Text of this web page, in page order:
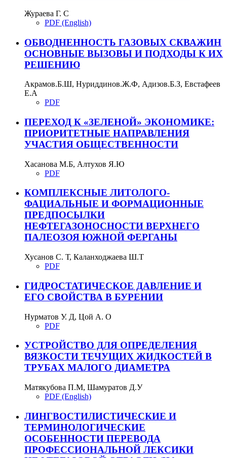
Жураева Г. С
PDF (English)
ОБВОДНЕННОСТЬ ГАЗОВЫХ СКВАЖИН
ОСНОВНЫЕ ВЫЗОВЫ И ПОДХОДЫ К ИХ
РЕШЕНИЮ
Акрамов.Б.Ш, Нуриддинов.Ж.Ф, Адизов.Б.З, Евстафеев
Е.А
PDF
ПЕРЕХОД К «ЗЕЛЕНОЙ» ЭКОНОМИКЕ:
ПРИОРИТЕТНЫЕ НАПРАВЛЕНИЯ
УЧАСТИЯ ОБЩЕСТВЕННОСТИ
Хасанова М.Б, Алтухов Я.Ю
PDF
КОМПЛЕКСНЫЕ ЛИТОЛОГО-
ФАЦИАЛЬНЫЕ И ФОРМАЦИОННЫЕ
ПРЕДПОСЫЛКИ
НЕФТЕГАЗОНОСНОСТИ ВЕРХНЕГО
ПАЛЕОЗОЯ ЮЖНОЙ ФЕРГАНЫ
Хусанов С. Т, Каланходжаева Ш.Т
PDF
ГИДРОСТАТИЧЕСКОЕ ДАВЛЕНИЕ И
ЕГО СВОЙСТВА В БУРЕНИИ
Нурматов У. Д, Цой А. О
PDF
УСТРОЙСТВО ДЛЯ ОПРЕДЕЛЕНИЯ
ВЯЗКОСТИ ТЕЧУЩИХ ЖИДКОСТЕЙ В
ТРУБАХ МАЛОГО ДИАМЕТРА
Матякубова П.М, Шамуратов Д.У
PDF (English)
ЛИНГВОСТИЛИСТИЧЕСКИЕ И
ТЕРМИНОЛОГИЧЕСКИЕ
ОСОБЕННОСТИ ПЕРЕВОДА
ПРОФЕССИОНАЛЬНОЙ ЛЕКСИКИ